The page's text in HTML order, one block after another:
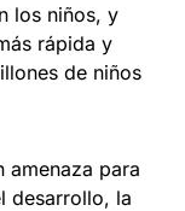
los niños, y
rápida y
de niños
amenaza para
desarrollo, la